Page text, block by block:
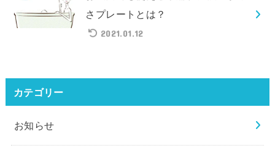
さプレートとは？
2021.01.12
カテゴリー
お知らせ